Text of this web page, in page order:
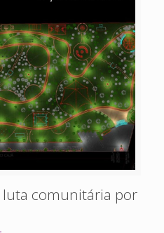
comunitária por